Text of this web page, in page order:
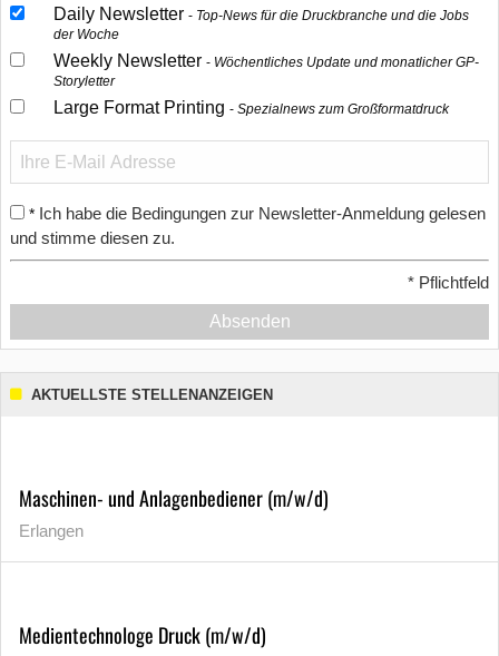
Daily Newsletter
Top-News für die Druckbranche und die Jobs
der Woche
Weekly Newsletter
Wöchentliches Update und monatlicher GP-
Storyletter
Large Format Printing Spezialnews zum Großformatdruck
* Ich habe die Bedingungen zur Newsletter-Anmeldung gelesen
und stimme diesen zu.
* Pflichtfeld
Absenden
AKTUELLSTE STELLENANZEIGEN
Maschinen- und Anlagenbediener (m/w/d)
Erlangen
Medientechnologe Druck (m/w/d)